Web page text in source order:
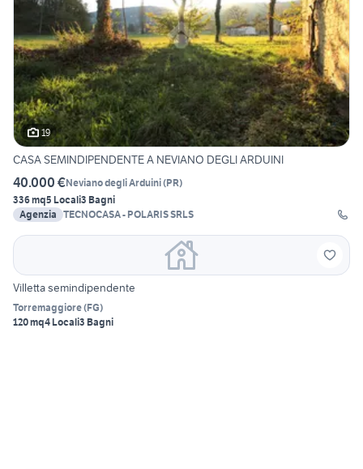
19
CASA SEMINDIPENDENTE A NEVIANO DEGLI ARDUINI
40.000 €Neviano degli Arduini(PR)
336 mq5 Locali3 Bagni
Agenzia TECNOCASA - POLARIS SRLS
Villetta semindipendente
Torremaggiore(FG)
120 mq4 Locali3 Bagni